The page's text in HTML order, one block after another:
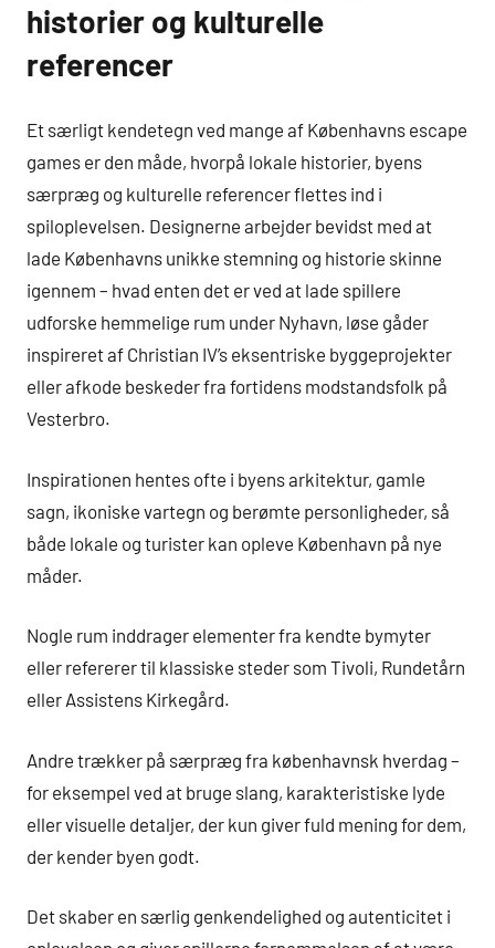
historier og kulturelle
referencer
Et særligt kendetegn ved mange af Københavns escape
games er den måde, hvorpå lokale historier, byens
særpræg og kulturelle referencer flettes ind i
spiloplevelsen. Designerne arbejder bevidst med at
lade Københavns unikke stemning og historie skinne
igennem – hvad enten det er ved at lade spillere
udforske hemmelige rum under Nyhavn, løse gåder
inspireret af Christian IV’s eksentriske byggeprojekter
eller afkode beskeder fra fortidens modstandsfolk på
Vesterbro.
Inspirationen hentes ofte i byens arkitektur, gamle
sagn, ikoniske vartegn og berømte personligheder, så
både lokale og turister kan opleve København på nye
måder.
Nogle rum inddrager elementer fra kendte bymyter
eller refererer til klassiske steder som Tivoli, Rundetårn
eller Assistens Kirkegård.
Andre trækker på særpræg fra københavnsk hverdag –
for eksempel ved at bruge slang, karakteristiske lyde
eller visuelle detaljer, der kun giver fuld mening for dem,
der kender byen godt.
Det skaber en særlig genkendelighed og autenticitet i